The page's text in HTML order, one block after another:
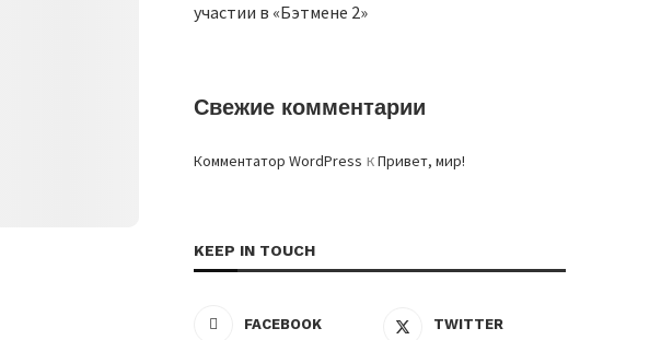
участии в «Бэтмене 2»
Свежие комментарии
Комментатор WordPress кПривет, мир!
KEEP IN TOUCH
FACEBOOK TWITTER